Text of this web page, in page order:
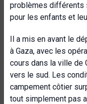
problèmes différents
pour les enfants et
Il a mis en avant le
à Gaza, avec les
cours dans la ville de
vers le sud. Les
campement côtier
tout simplement pas